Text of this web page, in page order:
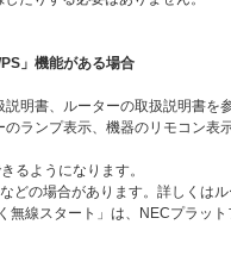
」機能がある場合
明書、ルーターの取扱説明書を
ランプ表示、機器のリモコン
るようになります。
どの場合があります。詳しくは
無線スタート」は、NECプラッ